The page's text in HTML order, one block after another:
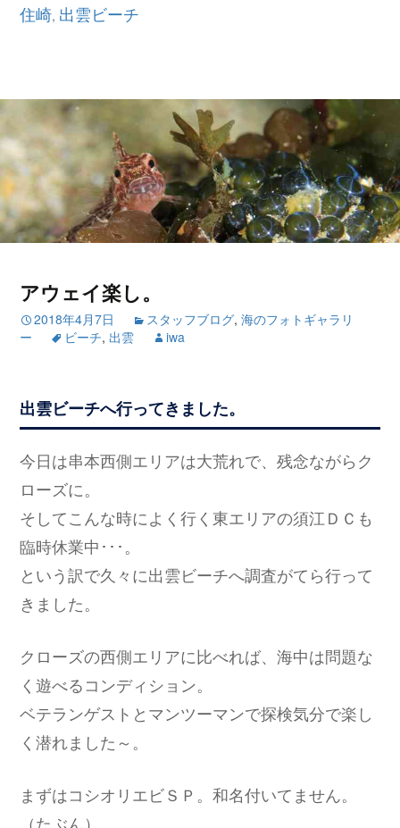
住崎, 出雲ビーチ
アウェイ楽し。
2018年4月7日 スタッフブログ,海のフォトギャラリ
ー
ビーチ, 出雲 iwa
出雲ビーチへ行ってきました。
今日は串本西側エリアは大荒れで、残念ながらク
ローズに。
そしてこんな時によく行く東エリアの須江ＤＣも
臨時休業中･･･。
という訳で久々に出雲ビーチへ調査がてら行って
きました。
クローズの西側エリアに比べれば、海中は問題な
く遊べるコンディション。
ベテランゲストとマンツーマンで探検気分で楽し
く潜れました～。
まずはコシオリエビＳＰ。和名付いてません。
（たぶん）